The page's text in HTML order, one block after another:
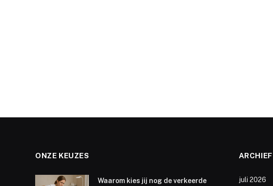
ONZE KEUZES
Waarom kies jij nog de verkeerde
ARCHIEF
juli 2026